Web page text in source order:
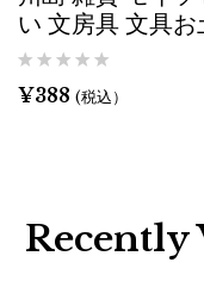
い 文房具 文具
¥388 (税込）
Recently